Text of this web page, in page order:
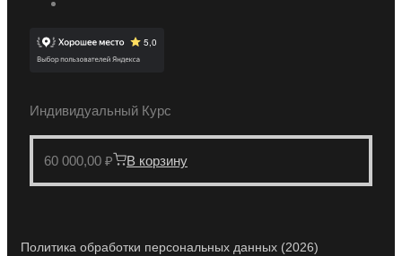
Индивидуальный Курс
60 000,00 ₽ В корзину
Политика обработки персональных данных (2026)